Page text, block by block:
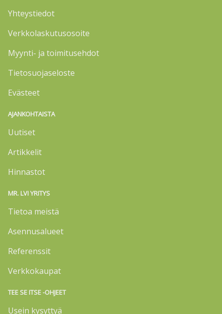
Yhteystiedot
Verkkolaskutusosoite
Myynti- ja toimitusehdot
Tietosuojaseloste
Evästeet
AJANKOHTAISTA
Uutiset
Artikkelit
Hinnastot
MR. LVI YRITYS
Tietoa meistä
Asennusalueet
Referenssit
Verkkokaupat
TEE SE ITSE -OHJEET
Usein kysyttyä